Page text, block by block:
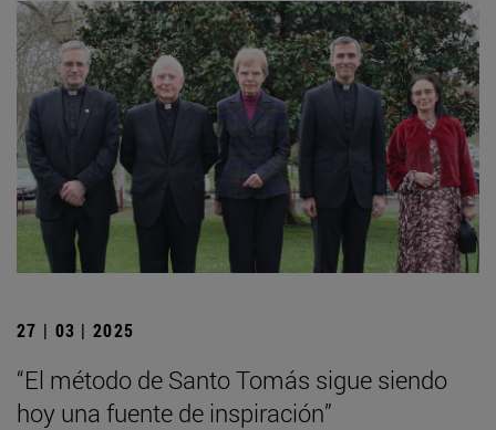
27 | 03 | 2025
“El método de Santo Tomás sigue siendo
hoy una fuente de inspiración”